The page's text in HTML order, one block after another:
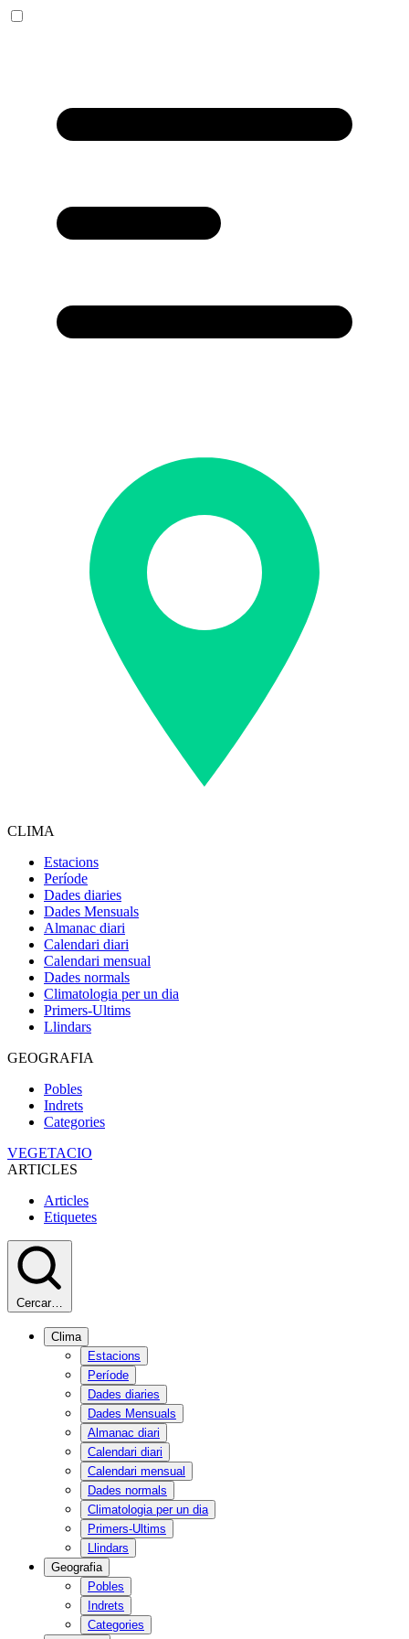
CLIMA
Estacions
Període
Dades diaries
Dades Mensuals
Almanac diari
Calendari diari
Calendari mensual
Dades normals
Climatologia per un dia
Primers-Ultims
Llindars
GEOGRAFIA
Pobles
Indrets
Categories
VEGETACIO
ARTICLES
Articles
Etiquetes
Cercar…
Clima
Estacions
Període
Dades diaries
Dades Mensuals
Almanac diari
Calendari diari
Calendari mensual
Dades normals
Climatologia per un dia
Primers-Ultims
Llindars
Geografia
Pobles
Indrets
Categories